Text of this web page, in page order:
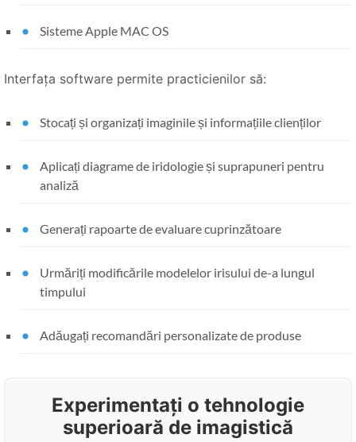
Sisteme Apple MAC OS
Interfața software permite practicienilor să:
Stocați și organizați imaginile și informațiile clienților
Aplicați diagrame de iridologie și suprapuneri pentru
analiză
Generați rapoarte de evaluare cuprinzătoare
Urmăriți modificările modelelor irisului de-a lungul
timpului
Adăugați recomandări personalizate de produse
Experimentați o tehnologie
superioară de imagistică